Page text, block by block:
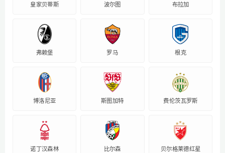
皇家贝蒂斯 波尔图 布拉加
弗赖堡 罗马 根克
博洛尼亚 斯图加特 费伦茨瓦罗斯
诺丁汉森林 比尔森 贝尔格莱德红星